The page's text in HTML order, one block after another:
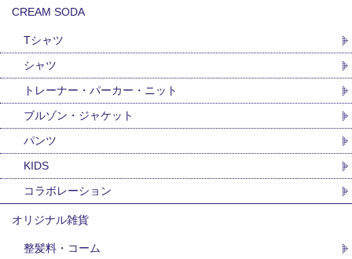
CREAM SODA
Tシャツ
シャツ
トレーナー・パーカー・ニット
ブルゾン・ジャケット
パンツ
KIDS
コラボレーション
オリジナル雑貨
整髪料・コーム